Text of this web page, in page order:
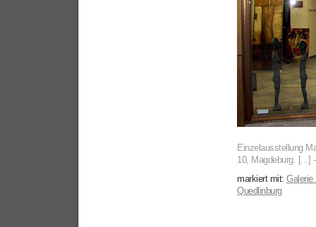
Einzelausstellung
10, Magdeburg. [...]
markiert mit: Galerie
Quedlinburg